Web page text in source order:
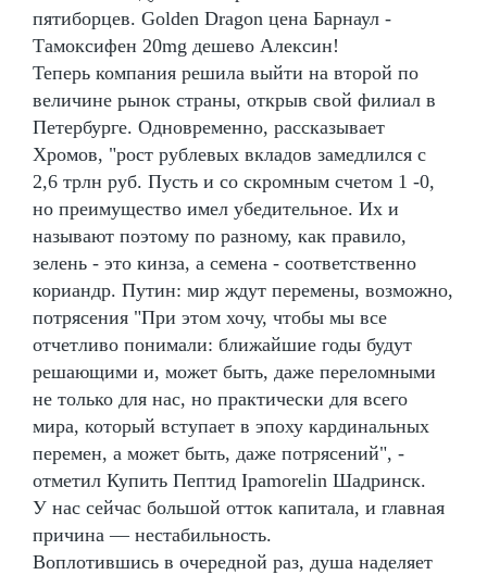
пятиборцев. Golden Dragon цена Барнаул -
Тамоксифен 20mg дешево Алексин!
Теперь компания решила выйти на второй по
величине рынок страны, открыв свой филиал в
Петербурге. Одновременно, рассказывает
Хромов, "рост рублевых вкладов замедлился с
2,6 трлн руб. Пусть и со скромным счетом 1 -0,
но преимущество имел убедительное. Их и
называют поэтому по разному, как правило,
зелень - это кинза, а семена - соответственно
кориандр. Путин: мир ждут перемены, возможно,
потрясения "При этом хочу, чтобы мы все
отчетливо понимали: ближайшие годы будут
решающими и, может быть, даже переломными
не только для нас, но практически для всего
мира, который вступает в эпоху кардинальных
перемен, а может быть, даже потрясений", -
отметил Купить Пептид Ipamorelin Шадринск.
У нас сейчас большой отток капитала, и главная
причина — нестабильность.
Воплотившись в очередной раз, душа наделяет